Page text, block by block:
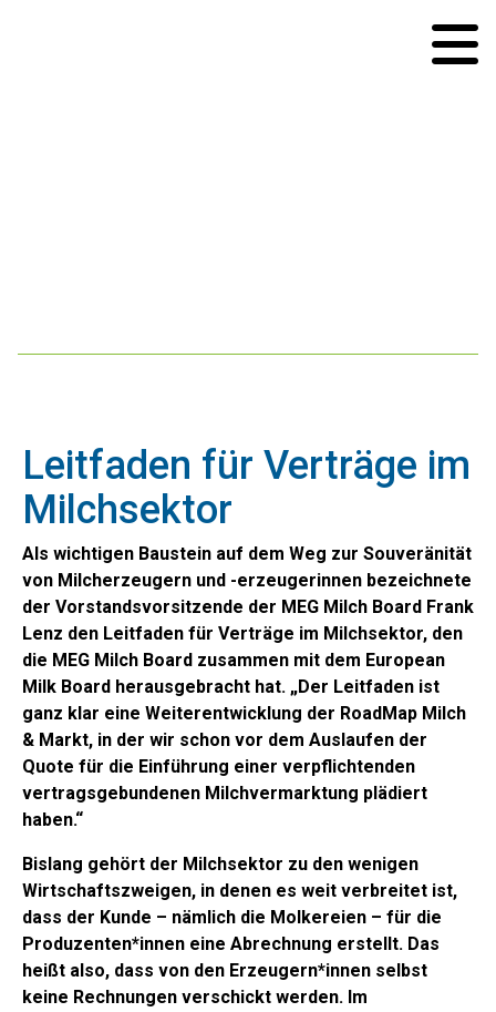
Leitfaden für Verträge im
Milchsektor
Als wichtigen Baustein auf dem Weg zur Souveränität
von Milcherzeugern und -erzeugerinnen bezeichnete
der Vorstandsvorsitzende der MEG Milch Board Frank
Lenz den Leitfaden für Verträge im Milchsektor, den
die MEG Milch Board zusammen mit dem European
Milk Board herausgebracht hat. „Der Leitfaden ist
ganz klar eine Weiterentwicklung der RoadMap Milch
& Markt, in der wir schon vor dem Auslaufen der
Quote für die Einführung einer verpflichtenden
vertragsgebundenen Milchvermarktung plädiert
haben.“
Bislang gehört der Milchsektor zu den wenigen
Wirtschaftszweigen, in denen es weit verbreitet ist,
dass der Kunde – nämlich die Molkereien – für die
Produzenten*innen eine Abrechnung erstellt. Das
heißt also, dass von den Erzeugern*innen selbst
keine Rechnungen verschickt werden. Im